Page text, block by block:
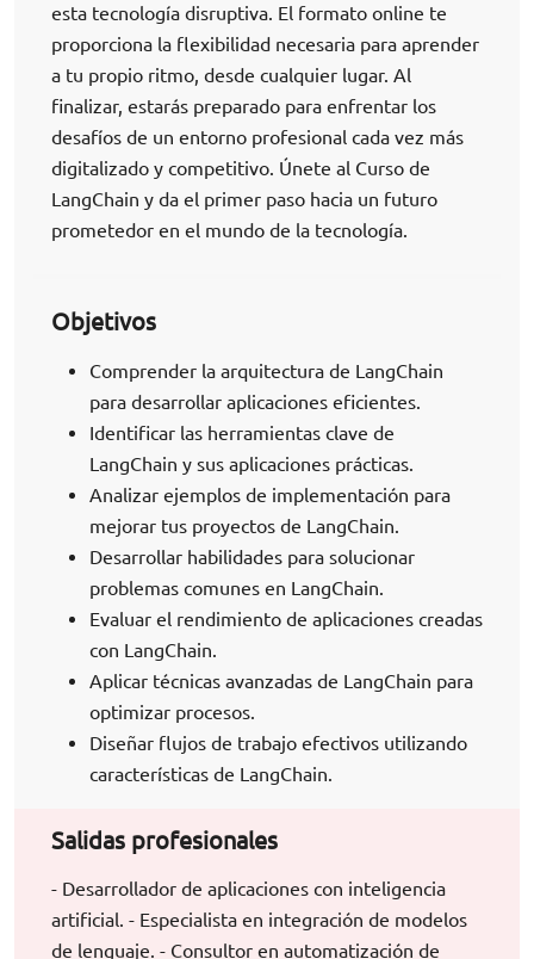
esta tecnología disruptiva. El formato online te
proporciona la flexibilidad necesaria para aprender
a tu propio ritmo, desde cualquier lugar. Al
finalizar, estarás preparado para enfrentar los
desafíos de un entorno profesional cada vez más
digitalizado y competitivo. Únete al Curso de
LangChain y da el primer paso hacia un futuro
prometedor en el mundo de la tecnología.
Objetivos
Comprender la arquitectura de LangChain
para desarrollar aplicaciones eficientes.
Identificar las herramientas clave de
LangChain y sus aplicaciones prácticas.
Analizar ejemplos de implementación para
mejorar tus proyectos de LangChain.
Desarrollar habilidades para solucionar
problemas comunes en LangChain.
Evaluar el rendimiento de aplicaciones creadas
con LangChain.
Aplicar técnicas avanzadas de LangChain para
optimizar procesos.
Diseñar flujos de trabajo efectivos utilizando
características de LangChain.
Salidas profesionales
- Desarrollador de aplicaciones con inteligencia
artificial. - Especialista en integración de modelos
de lenguaje. - Consultor en automatización de